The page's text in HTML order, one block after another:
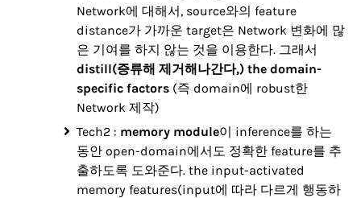
Network에 대해서, source와의 feature
distance가 가까운 target은 Network 변화에 많
은 기여를 하지 않는 것을 이용한다. 그래서
distill(증류해 제거해나간다,) the domain-
specific factors (즉 domain에 robust한
Network 제작)
Tech2 : memory module이 inference를 하는
동안 open-domain에서도 정확한 feature를 추
출하도록 도와준다. the input-activated
memory features(input에 따라 다르게 행동하